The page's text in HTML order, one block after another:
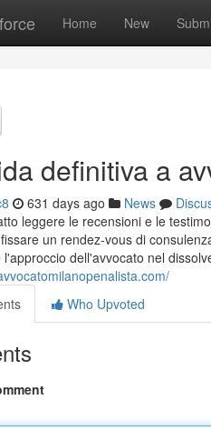
Home New
definitiva a
631 days ago News
leggere le recensioni e le
un rendez-vous di
l'approccio dell'avvocato nel
Who Upvoted